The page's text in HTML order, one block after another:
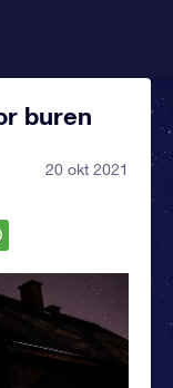
buren
20 okt 2021